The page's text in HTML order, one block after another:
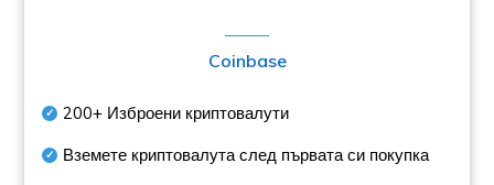
Coinbase
200+ Изброени криптовалути
Вземете криптовалута след първата си покупка